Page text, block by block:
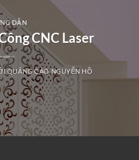
DẪN
CNC Laser
QUẢNG CÁO NGUYỄN HỒ